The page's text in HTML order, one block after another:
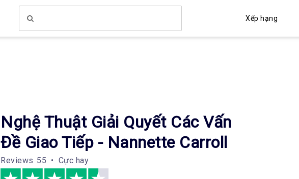
Xếp hạng
Nghệ Thuật Giải Quyết Các Vấn
Đề Giao Tiếp - Nannette Carroll
Reviews 55 • Cực hay